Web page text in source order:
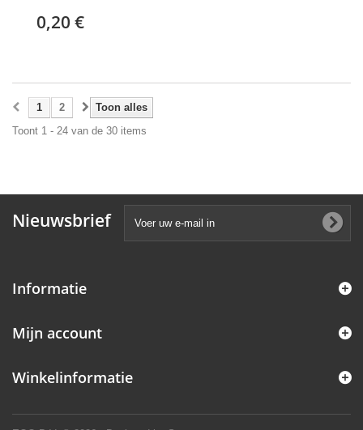
0,20 €
Toon alles
1
2
Toont 1 - 24 van de 30 items
Nieuwsbrief
Informatie
Mijn account
Winkelinformatie